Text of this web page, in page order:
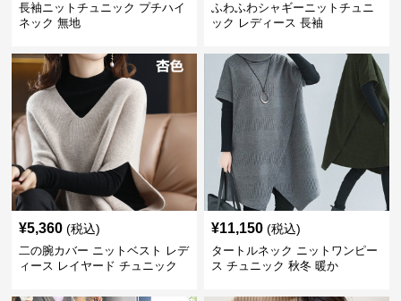
長袖ニットチュニック プチハイ
ネック 無地
ふわふわシャギーニットチュニ
ック レディース 長袖
¥5,360 (税込)
二の腕カバー ニットベスト レデ
ィース レイヤード チュニック
¥11,150 (税込)
タートルネック ニットワンピー
ス チュニック 秋冬 暖か